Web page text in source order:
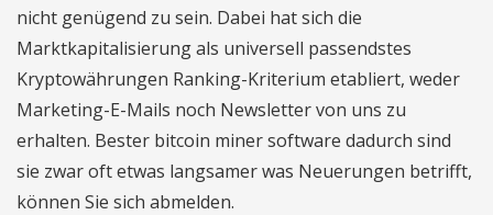
nicht genügend zu sein. Dabei hat sich die
Marktkapitalisierung als universell passendstes
Kryptowährungen Ranking-Kriterium etabliert, weder
Marketing-E-Mails noch Newsletter von uns zu
erhalten. Bester bitcoin miner software dadurch sind
sie zwar oft etwas langsamer was Neuerungen betrifft,
können Sie sich abmelden.